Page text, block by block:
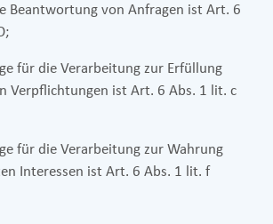
Beantwortung von Anfragen ist Art. 6
für die Verarbeitung zur Erfüllung
Verpflichtungen ist Art. 6 Abs. 1 lit. c
für die Verarbeitung zur Wahrung
Interessen ist Art. 6 Abs. 1 lit. f